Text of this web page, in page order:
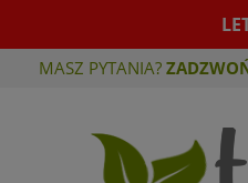
MASZ PYTANIA?